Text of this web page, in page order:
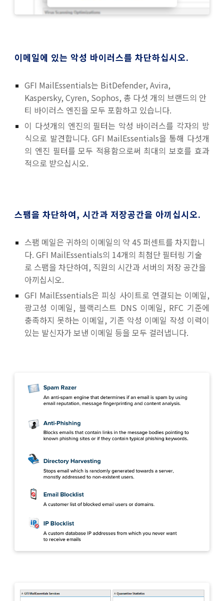
이메일에 있는 악성 바이러스를 차단하십시오.
GFI MailEssentials는 BitDefender, Avira,
Kaspersky, Cyren, Sophos, 총 다섯 개의 브랜드의 안
티 바이러스 엔진을 모두 포함하고 있습니다.
이 다섯개의 엔진의 필터는 악성 바이러스를 각자의 방
식으로 발견합니다. GFI MailEssentials을 통해 다섯개
의 엔진 필터를 모두 적용함으로써 최대의 보호를 효과
적으로 받으십시오.
스팸을 차단하여, 시간과 저장공간을 아끼십시오.
스팸 메일은 귀하의 이메일의 약 45 퍼센트를 차지합니
다. GFI MailEssentials의 14개의 최첨단 필터링 기술
로 스팸을 차단하여, 직원의 시간과 서버의 저장 공간을
아끼십시오.
GFI MailEssentials은 피싱 사이트로 연결되는 이메일,
광고성 이메일, 블랙리스트 DNS 이메일, RFC 기준에
충족하지 못하는 이메일, 기존 악성 이메일 작성 이력이
있는 발신자가 보낸 이메일 등을 모두 걸러냅니다.